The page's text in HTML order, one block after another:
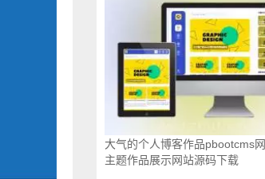
大气的个人博客作品pbootcms
主题作品展示网站源码下载